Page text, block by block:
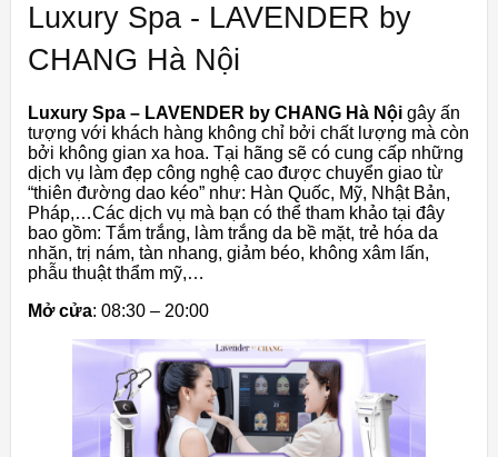
Luxury Spa - LAVENDER by
CHANG Hà Nội
Luxury Spa – LAVENDER by CHANG Hà Nội gây ấn
tượng với khách hàng không chỉ bởi chất lượng mà còn
bởi không gian xa hoa. Tại hãng sẽ có cung cấp những
dịch vụ làm đẹp công nghệ cao được chuyển giao từ
“thiên đường dao kéo” như: Hàn Quốc, Mỹ, Nhật Bản,
Pháp,…Các dịch vụ mà bạn có thể tham khảo tại đây
bao gồm: Tắm trắng, làm trắng da bề mặt, trẻ hóa da
nhăn, trị nám, tàn nhang, giảm béo, không xâm lấn,
phẫu thuật thẩm mỹ,…
Mở cửa: 08:30 – 20:00